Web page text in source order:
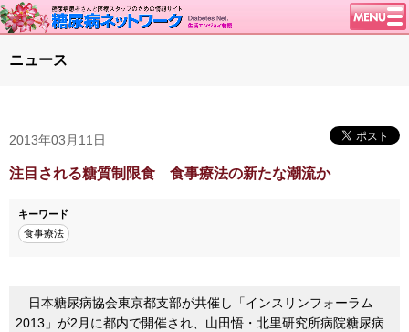
談話室BBS
糖尿病のきほん
特集・連載 一覧へ
血糖トレンド
1型ライフ
ニュース
2013年03月11日
注目される糖質制限食 食事療法の新たな潮流か
キーワード
食事療法
日本糖尿病協会東京都支部が共催し「インスリンフォーラム
2013」が2月に都内で開催され、山田悟・北里研究所病院糖尿病